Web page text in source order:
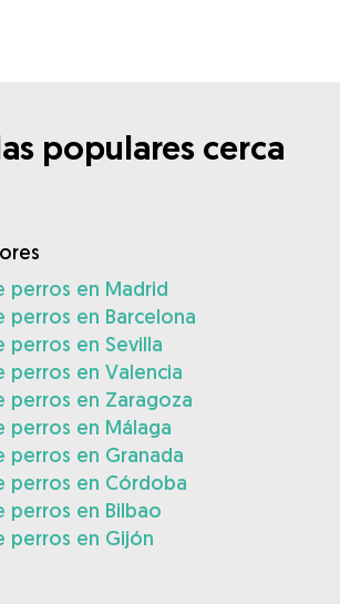
populares cerca
perros en Madrid
perros en Barcelona
perros en Sevilla
perros en Valencia
perros en Zaragoza
perros en Málaga
perros en Granada
perros en Córdoba
perros en Bilbao
perros en Gijón